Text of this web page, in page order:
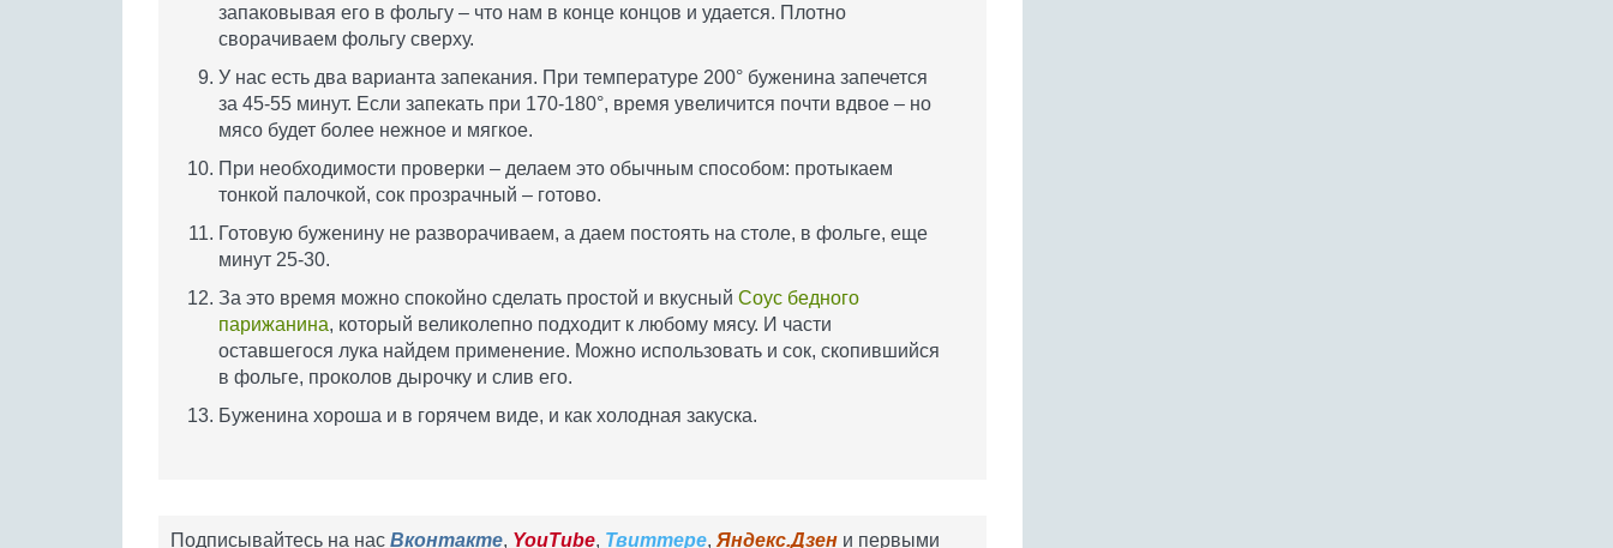
запаковывая его в фольгу – что нам в конце концов и удается. Плотно
сворачиваем фольгу сверху.
У нас есть два варианта запекания. При температуре 200° буженина запечется
за 45-55 минут. Если запекать при 170-180°, время увеличится почти вдвое – но
мясо будет более нежное и мягкое.
При необходимости проверки – делаем это обычным способом: протыкаем
тонкой палочкой, сок прозрачный – готово.
Готовую буженину не разворачиваем, а даем постоять на столе, в фольге, еще
минут 25-30.
За это время можно спокойно сделать простой и вкусный Соус бедного
парижанина, который великолепно подходит к любому мясу. И части
оставшегося лука найдем применение. Можно использовать и сок, скопившийся
в фольге, проколов дырочку и слив его.
Буженина хороша и в горячем виде, и как холодная закуска.
Подписывайтесь на нас Вконтакте, YouTube, Твиттере, Яндекс.Дзен и первыми